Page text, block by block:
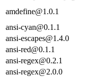
amdefine@1.0.1
ansi-cyan@0.1.1
ansi-escapes@1.4.0
ansi-red@0.1.1
ansi-regex@0.2.1
ansi-regex@2.0.0